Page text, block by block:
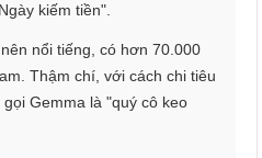
kiếm tiền".
nổi tiếng, có hơn 70.000
Thậm chí, với cách chi tiêu
Gemma là "quý cô keo